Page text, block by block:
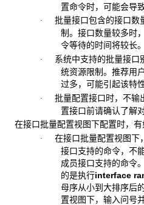
置命令时，可能会导
· 批量接口包含的接口数
制。接口数量较多时
令等待的时间将较长。
· 系统中支持的批量接口
统资源限制。推荐用
过多，可能引起该特
· 批量配置接口时，不输
置接口前请确认了解
在接口批量配置视图下配置时，有
· 在接口批量配置视图下
接口支持的命令，不
成员接口支持的命令
的是执行interface
母序从小到大排序后
置视图下，输入问号